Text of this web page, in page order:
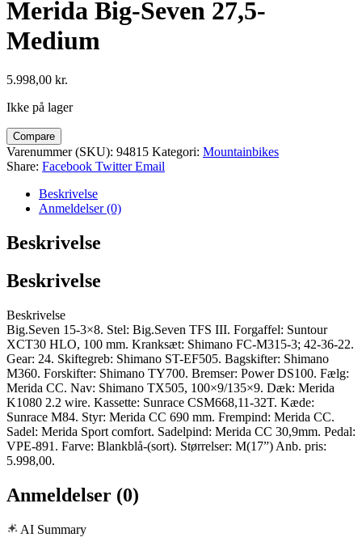
Merida Big-Seven 27,5-
Medium
5.998,00 kr.
Ikke på lager
Compare
Varenummer (SKU): 94815 Kategori: Mountainbikes
Share: Facebook Twitter Email
Beskrivelse
Anmeldelser (0)
Beskrivelse
Beskrivelse
Beskrivelse
Big.Seven 15-3×8. Stel: Big.Seven TFS III. Forgaffel: Suntour
XCT30 HLO, 100 mm. Kranksæt: Shimano FC-M315-3; 42-36-22.
Gear: 24. Skiftegreb: Shimano ST-EF505. Bagskifter: Shimano
M360. Forskifter: Shimano TY700. Bremser: Power DS100. Fælg:
Merida CC. Nav: Shimano TX505, 100×9/135×9. Dæk: Merida
K1080 2.2 wire. Kassette: Sunrace CSM668,11-32T. Kæde:
Sunrace M84. Styr: Merida CC 690 mm. Frempind: Merida CC.
Sadel: Merida Sport comfort. Sadelpind: Merida CC 30,9mm. Pedal:
VPE-891. Farve: Blankblå-(sort). Størrelser: M(17”) Anb. pris:
5.998,00.
Anmeldelser (0)
AI Summary